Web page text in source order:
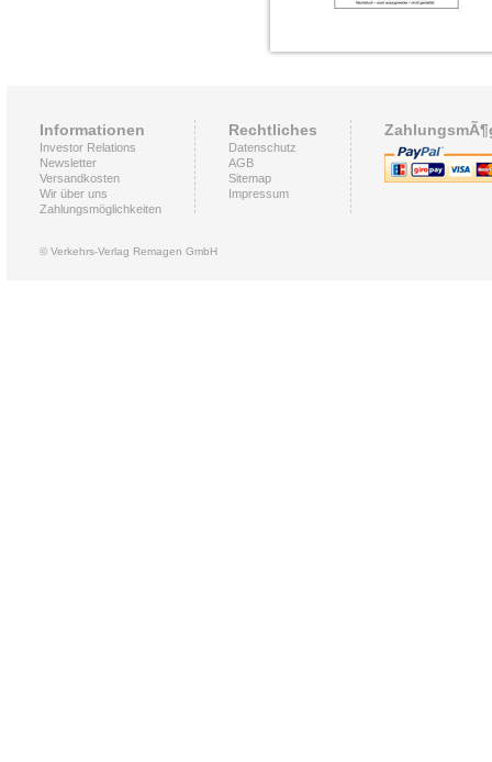
Informationen
Investor Relations
Newsletter
Versandkosten
Wir über uns
Zahlungsmöglichkeiten
Rechtliches
Datenschutz
AGB
Sitemap
Impressum
© Verkehrs-Verlag Remagen GmbH